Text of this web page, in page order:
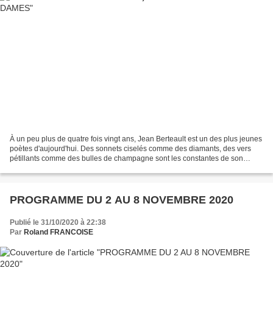
À un peu plus de quatre fois vingt ans, Jean Berteault est un des plus jeunes
poètes d'aujourd'hui. Des sonnets ciselés comme des diamants, des vers
pétillants comme des bulles de champagne sont les constantes de son
PROGRAMME DU 2 AU 8 NOVEMBRE 2020
Publié le 31/10/2020 à 22:38
Par Roland FRANCOISE